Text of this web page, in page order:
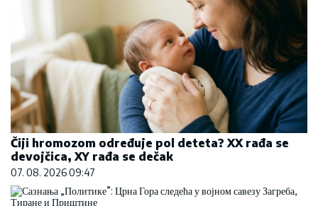
Čiji hromozom određuje pol deteta? XX rađa se
devojčica, XY rađa se dečak
07. 08. 2026 09:47